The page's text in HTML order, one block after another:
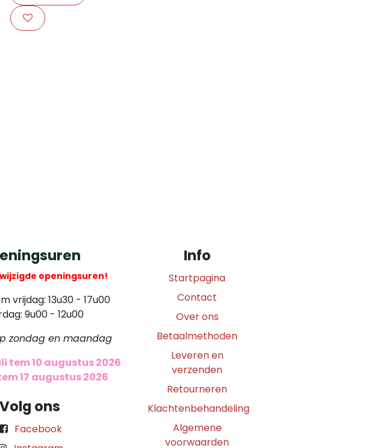
openingsuren!
vrijdag: 13u30 - 17u00
9u00 - 12u00
zondag en maandag
tem 10 augustus 2026
17 augustus 2026
Info
Startpagina
Contact
Over ons
Betaalmethoden
Leveren en
verzenden
Retourneren
Klachtenbehandeling
Algemene
voorwaarden
Volg ons
Facebook